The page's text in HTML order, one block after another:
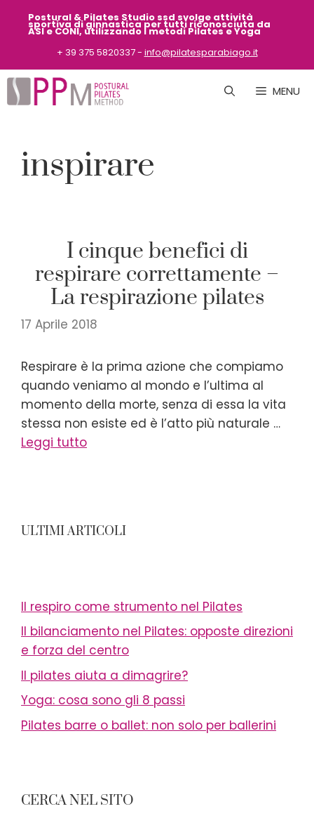
contenuto
Postural & Pilates Studio ssd svolge attività
sportiva di ginnastica per tutti riconosciuta da
ASI e CONI, utilizzando i metodi Pilates e Yoga
+ 39 375 5820337 - info@pilatesparabiago.it
MENU
inspirare
I cinque benefici di
respirare correttamente –
La respirazione pilates
17 Aprile 2018
Respirare è la prima azione che compiamo
quando veniamo al mondo e l’ultima al
momento della morte, senza di essa la vita
stessa non esiste ed è l’atto più naturale …
Leggi tutto
ULTIMI ARTICOLI
Il respiro come strumento nel Pilates
Il bilanciamento nel Pilates: opposte direzioni
e forza del centro
Il pilates aiuta a dimagrire?
Yoga: cosa sono gli 8 passi
Pilates barre o ballet: non solo per ballerini
CERCA NEL SITO